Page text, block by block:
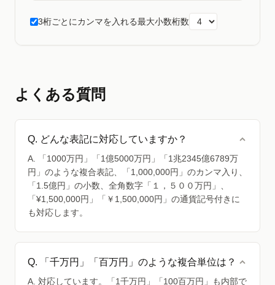
3桁ごとにカンマを入れる最大小数桁数
よくある質問
Q. どんな表記に対応していますか？
A. 「1000万円」「1億5000万円」「1兆2345億6789万
円」のような複合表記、「1,000,000円」のカンマ入り、
「1.5億円」の小数、全角数字「１，５００万円」、
「¥1,500,000円」「￥1,500,000円」の通貨記号付きに
も対応します。
Q. 「千万円」「百万円」のような複合単位は？
A. 対応しています。「1千万円」「100百万円」も内部で